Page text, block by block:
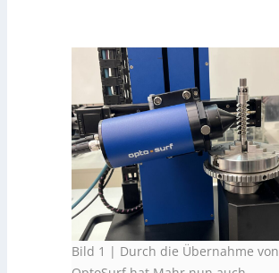
Bild 1 | Durch die Übernahme von